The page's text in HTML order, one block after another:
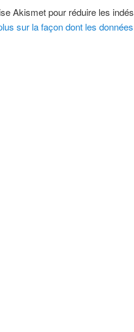
Akismet pour réduire les
sur la façon dont les